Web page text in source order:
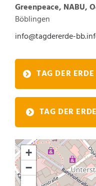
Greenpeace, NABU,
Böblingen
TAG DER
info@tagdererde-
TAG DER
+
−